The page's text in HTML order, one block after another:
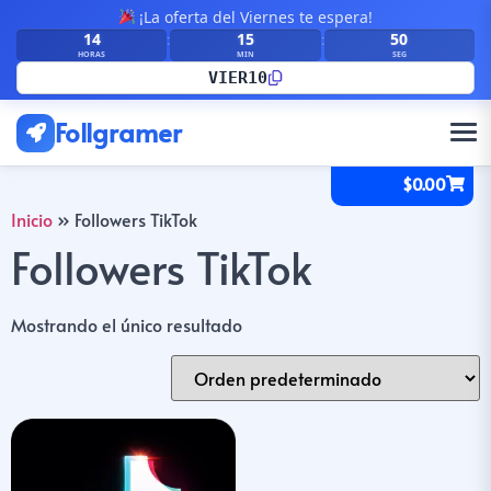
¡La oferta del Viernes te espera!
14
HORAS
: 15
MIN
: 50
SEG
VIER10
Follgramer
$0.00
Inicio » Followers TikTok
Followers TikTok
Mostrando el único resultado